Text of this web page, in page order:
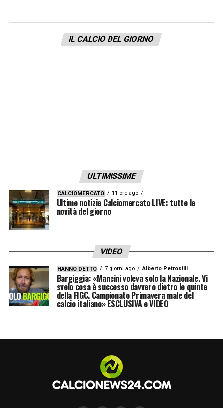
IL CALCIO DEL GIORNO
ULTIMISSIME
CALCIOMERCATO 11 ore ago
Ultime notizie Calciomercato LIVE: tutte le
novità del giorno
VIDEO
HANNO DETTO 7 giorni ago Alberto Petrosilli
Bargiggia: «Mancini voleva solo la Nazionale. Vi
svelo cosa è successo davvero dietro le quinte
della FIGC. Campionato Primavera male del
calcio italiano» ESCLUSIVA e VIDEO